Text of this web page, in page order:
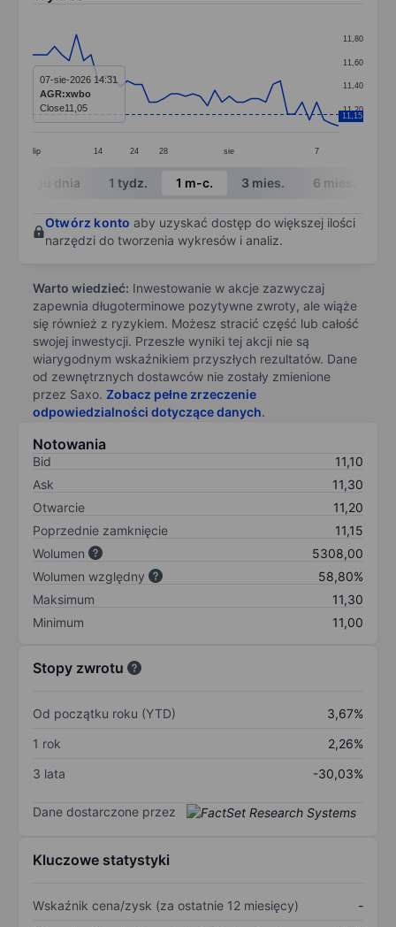
Line chart with 43 data points.
The chart has 1 X axis displaying categories.
The chart has 1 Y axis displaying values. Data ranges
lip 14 24 28 sie 7
11,20
11,40
11,60
11,80
11,15
07-sie-2026 14:31
AGR:xwbo
Close11,05
End of interactive chart.
W ciągu dnia 1 tydz. 1 m-c. 3 mies. 6 mies.
Otwórz konto aby uzyskać dostęp do większej ilości
narzędzi do tworzenia wykresów i analiz.
Warto wiedzieć: Inwestowanie w akcje zazwyczaj
zapewnia długoterminowe pozytywne zwroty, ale wiąże
się również z ryzykiem. Możesz stracić część lub całość
swojej inwestycji. Przeszłe wyniki tej akcji nie są
wiarygodnym wskaźnikiem przyszłych rezultatów. Dane
od zewnętrznych dostawców nie zostały zmienione
przez Saxo. Zobacz pełne zrzeczenie
odpowiedzialności dotyczące danych.
Notowania
Bid
11,10
Ask
11,30
Otwarcie
11,20
Poprzednie zamknięcie
11,15
Wolumen
5308,00
Wolumen względny
58,80%
Maksimum
11,30
Minimum
11,00
Stopy zwrotu
Od początku roku (YTD)
3,67%
1 rok
2,26%
3 lata
-30,03%
Dane dostarczone przez
Kluczowe statystyki
Wskaźnik cena/zysk (za ostatnie 12 miesięcy)
-